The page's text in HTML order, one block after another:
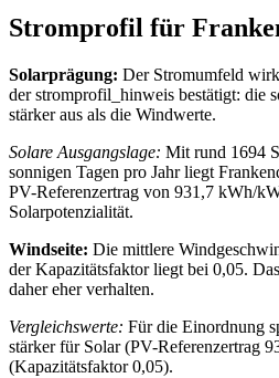
Stromprofil für
Solarprägung: Der Stromumfeld
der stromprofil_hinweis bestätigt: die
stärker aus als die Windwerte.
Solare Ausgangslage: Mit rund 1694
sonnigen Tagen pro Jahr liegt
PV-Referenzertrag von 931,7 kWh/
Solarpotenzialität.
Windseite: Die mittlere
der Kapazitätsfaktor liegt bei 0,05.
daher eher verhalten.
Vergleichswerte: Für die Einordnung
stärker für Solar (PV-Referenzertrag
(Kapazitätsfaktor 0,05).